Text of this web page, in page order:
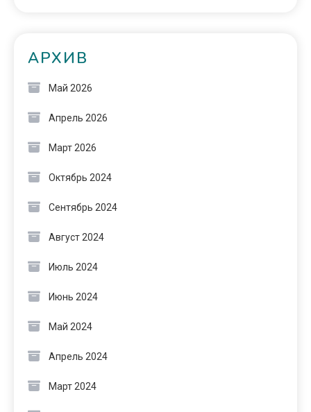
АРХИВ
Май 2026
Апрель 2026
Март 2026
Октябрь 2024
Сентябрь 2024
Август 2024
Июль 2024
Июнь 2024
Май 2024
Апрель 2024
Март 2024